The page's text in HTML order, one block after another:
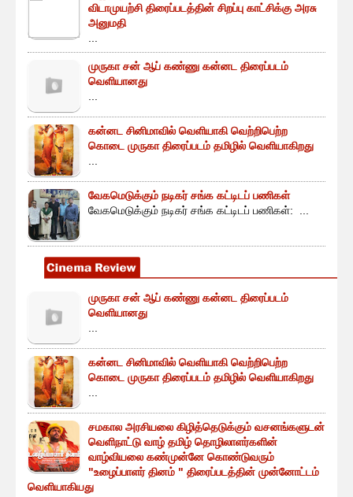
விடாமுயற்சி திரைப்படத்தின் சிறப்பு காட்சிக்கு அரசு
அனுமதி
முருகா சன் ஆப் கண்ணு கன்னட திரைப்படம்
வெளியானது
கன்னட சினிமாவில் வெளியாகி வெற்றிபெற்ற
கொடை முருகா திரைப்படம் தமிழில் வெளியாகிறது
வேகமெடுக்கும் நடிகர் சங்க கட்டிடப் பணிகள்
வேகமெடுக்கும் நடிகர் சங்க கட்டிடப் பணிகள்: ...
முருகா சன் ஆப் கண்ணு கன்னட திரைப்படம்
வெளியானது
கன்னட சினிமாவில் வெளியாகி வெற்றிபெற்ற
கொடை முருகா திரைப்படம் தமிழில் வெளியாகிறது
சமகால அரசியலை கிழித்தெடுக்கும் வசனங்களுடன்
வெளிநாட்டு வாழ் தமிழ் தொழிலாளர்களின்
வாழ்வியலை கண்முன்னே கொண்டுவரும்
"உழைப்பாளர் தினம் " திரைப்படத்தின் முன்னோட்டம்
வெளியாகியது